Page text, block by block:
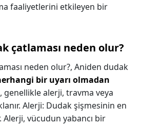
faaliyetlerini etkileyen bir
çatlaması neden olur?
neden olur?, Aniden dudak
bir uyarı olmadan
genellikle alerji, travma veya
Alerji: Dudak şişmesinin en
Alerji, vücudun yabancı bir